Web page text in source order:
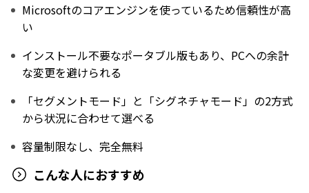
Microsoftのコアエンジンを使っているため信頼性が高
い
インストール不要なポータブル版もあり、PCへの余計
な変更を避けられる
「セグメントモード」と「シグネチャモード」の2方式
から状況に合わせて選べる
容量制限なし、完全無料
こんな人におすすめ